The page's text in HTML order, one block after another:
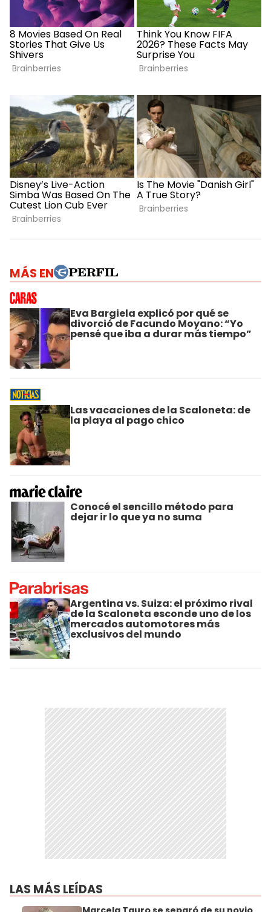
MÁS EN
Eva Bargiela explicó por qué se
divorció de Facundo Moyano: “Yo
pensé que iba a durar más tiempo”
Las vacaciones de la Scaloneta: de
la playa al pago chico
Conocé el sencillo método para
dejar ir lo que ya no suma
Argentina vs. Suiza: el próximo rival
de la Scaloneta esconde uno de los
mercados automotores más
exclusivos del mundo
LAS MÁS LEÍDAS